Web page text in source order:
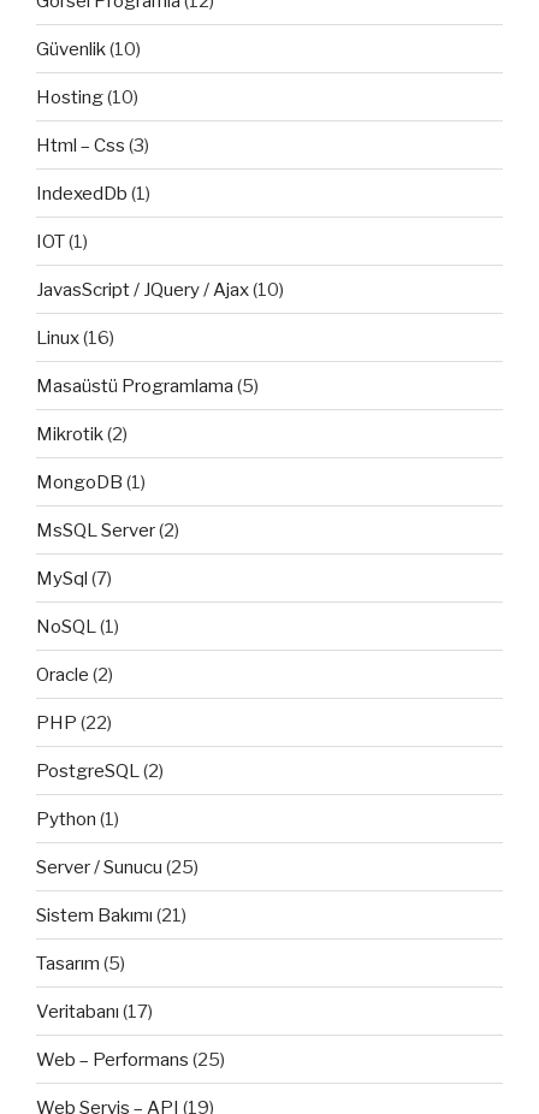
Güvenlik(10)
Hosting(10)
Html – Css (3)
IndexedDb (1)
IOT(1)
JavasScript / JQuery / Ajax(10)
Linux(16)
Masaüstü Programlama (5)
Mikrotik(2)
MongoDB (1)
MsSQL Server(2)
MySql (7)
NoSQL(1)
Oracle (2)
PHP (22)
PostgreSQL(2)
Python (1)
Server / Sunucu (25)
Sistem Bakımı (21)
Tasarım (5)
Veritabanı (17)
Web – Performans (25)
Web Servis – API (19)